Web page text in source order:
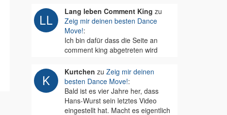
Lang leben Comment King zu
Zeig mir deinen besten Dance
Move!:
Ich bin dafür dass die Seite an
comment king abgetreten wird
Kurtchen zu Zeig mir deinen
besten Dance Move!:
Bald ist es vier Jahre her, dass
Hans-Wurst sein letztes Video
eingestellt hat. Macht es eigentlich